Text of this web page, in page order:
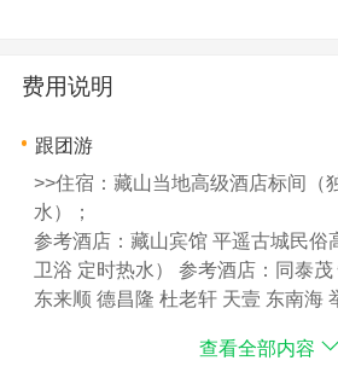
费用说明
跟团游
>>住宿：藏山当地高级酒店标间（
水）；
参考酒店：藏山宾馆 平遥古城民俗
卫浴 定时热水） 参考酒店：同泰
东来顺 德昌隆 杜老轩 天壹 东南海
按实际人数上菜 如不用餐，餐费不
查看全部内容